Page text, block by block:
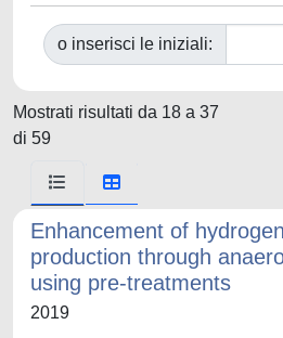
o inserisci le iniziali:
Mostrati risultati da 18 a 37
di 59
Enhancement of
production through
using pre-treatments
2019